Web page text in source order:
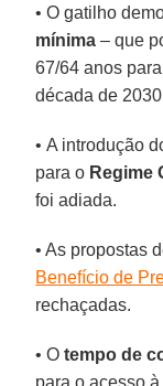
• O gatilho
mínima – que
67/64 anos
década de
• A introdução
para o Regime
foi adiada.
• As propostas
Benefício de
rechaçadas.
• O tempo de
para o acesso